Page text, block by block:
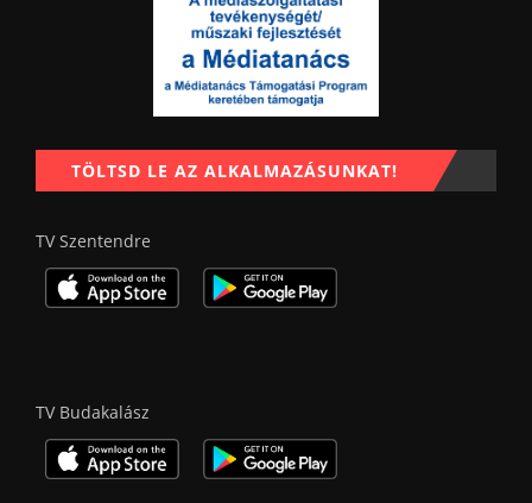
TÖLTSD LE AZ ALKALMAZÁSUNKAT!
TV Szentendre
TV Budakalász